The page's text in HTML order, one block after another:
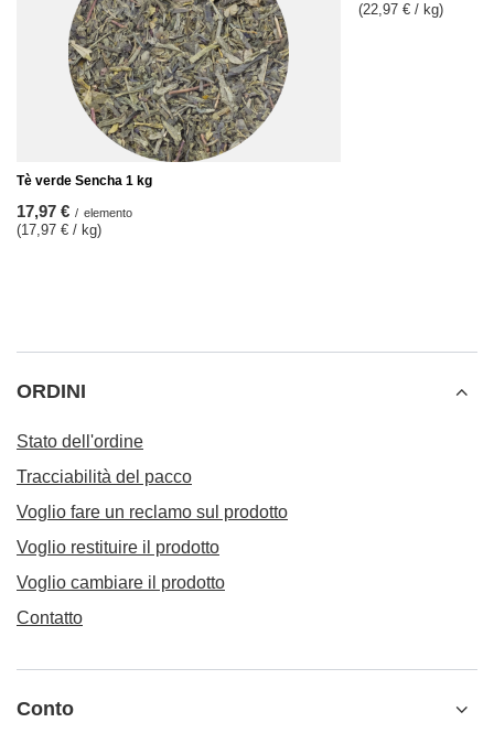
Tè verde Sencha 1 kg
17,97 € / elemento
(17,97 € / kg)
(22,97 € / kg)
ORDINI
Stato dell'ordine
Tracciabilità del pacco
Voglio fare un reclamo sul prodotto
Voglio restituire il prodotto
Voglio cambiare il prodotto
Contatto
Conto